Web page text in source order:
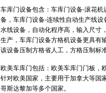
车库门设备包含：车库门设备-滚花
备，车库门设备-连续性自动生产线
水线设备，自动化程序高，输入尺寸
生产，车库门设备方格机设备更具有
该设备压制方格省人工，方格压制标
欧美车库门包括：欧美车库门门板，
针对欧美国家，主要用于加拿大等国
哥斯达黎加等多个国家。